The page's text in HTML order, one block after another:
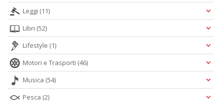
Leggi (11)
Libri (52)
Lifestyle (1)
Motori e Trasporti (46)
Musica (54)
Pesca (2)